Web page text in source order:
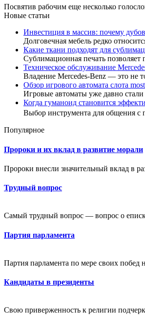
Посвятив рабочим еще несколько
Новые статьи
Инвестиция в массив: почему
Долговечная мебель редко
Какие ткани подходят для
Сублимационная печать позволяет
Техническое обслуживание
Владение Mercedes-Benz — это не
Обзор игрового автомата слота
Игровые автоматы уже давно
Когда гуманоид становится
Выбор инструмента для общения с
Популярное
Пророки и их вклад в развитие морали
Пророки внесли значительный вклад в
Трудный вопрос
Самый трудный вопрос — вопрос о
Партия парламента
Партия парламента по мере своих побед
Кандидаты в президенты
Свою приверженность к религии